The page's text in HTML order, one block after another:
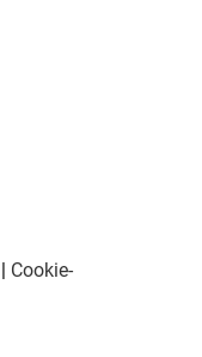
Cookie-